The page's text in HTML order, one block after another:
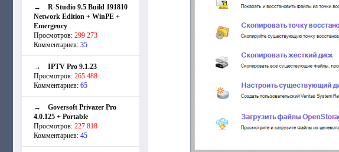
→ R-Studio 9.5 Build 191810
Network Edition + WinPE +
Emergency
Просмотров: 299 273
Комментариев: 35
→ IPTV Pro 9.1.23
Просмотров: 265 488
Комментариев: 65
→ Goversoft Privazer Pro
4.0.125 + Portable
Просмотров: 227 818
Комментариев: 45